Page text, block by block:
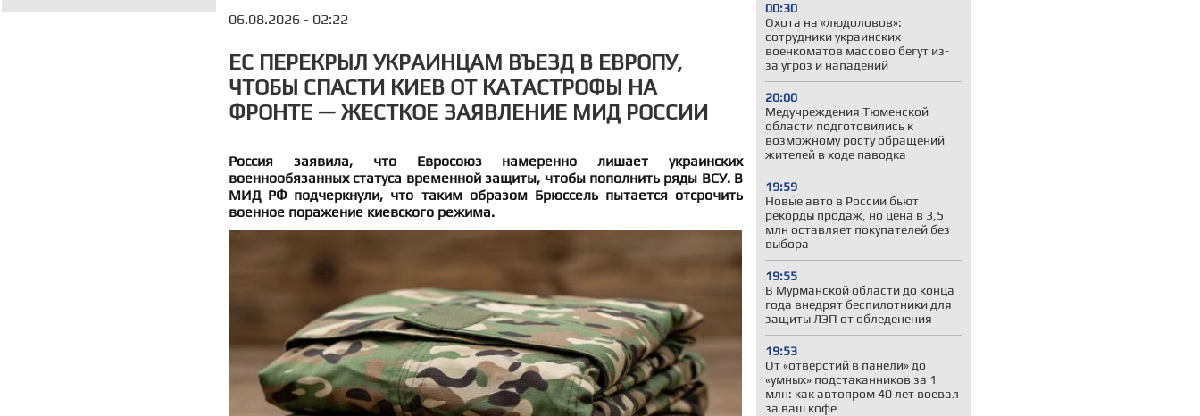
00:30
Охота на «людоловов»:
сотрудники украинских
военкоматов массово бегут из-
за угроз и нападений
20:00
Медучреждения Тюменской
области подготовились к
возможному росту обращений
жителей в ходе паводка
19:59
Новые авто в России бьют
рекорды продаж, но цена в 3,5
млн оставляет покупателей без
выбора
19:55
В Мурманской области до конца
года внедрят беспилотники для
защиты ЛЭП от обледенения
19:53
От «отверстий в панели» до
«умных» подстаканников за 1
млн: как автопром 40 лет воевал
за ваш кофе
06.08.2026 - 02:22
ЕС ПЕРЕКРЫЛ УКРАИНЦАМ ВЪЕЗД В ЕВРОПУ,
ЧТОБЫ СПАСТИ КИЕВ ОТ КАТАСТРОФЫ НА
ФРОНТЕ — ЖЕСТКОЕ ЗАЯВЛЕНИЕ МИД РОССИИ
Россия заявила, что Евросоюз намеренно лишает украинских
военнообязанных статуса временной защиты, чтобы пополнить ряды ВСУ. В
МИД РФ подчеркнули, что таким образом Брюссель пытается отсрочить
военное поражение киевского режима.